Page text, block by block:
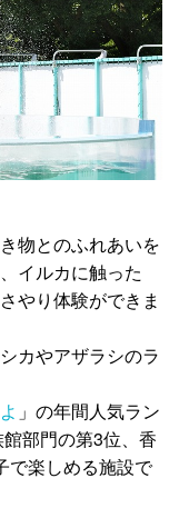
物とのふれあいを
イルカに触った
やり体験ができま
カやアザラシのラ
」の年間人気ラン
部門の第3位、香
で楽しめる施設で